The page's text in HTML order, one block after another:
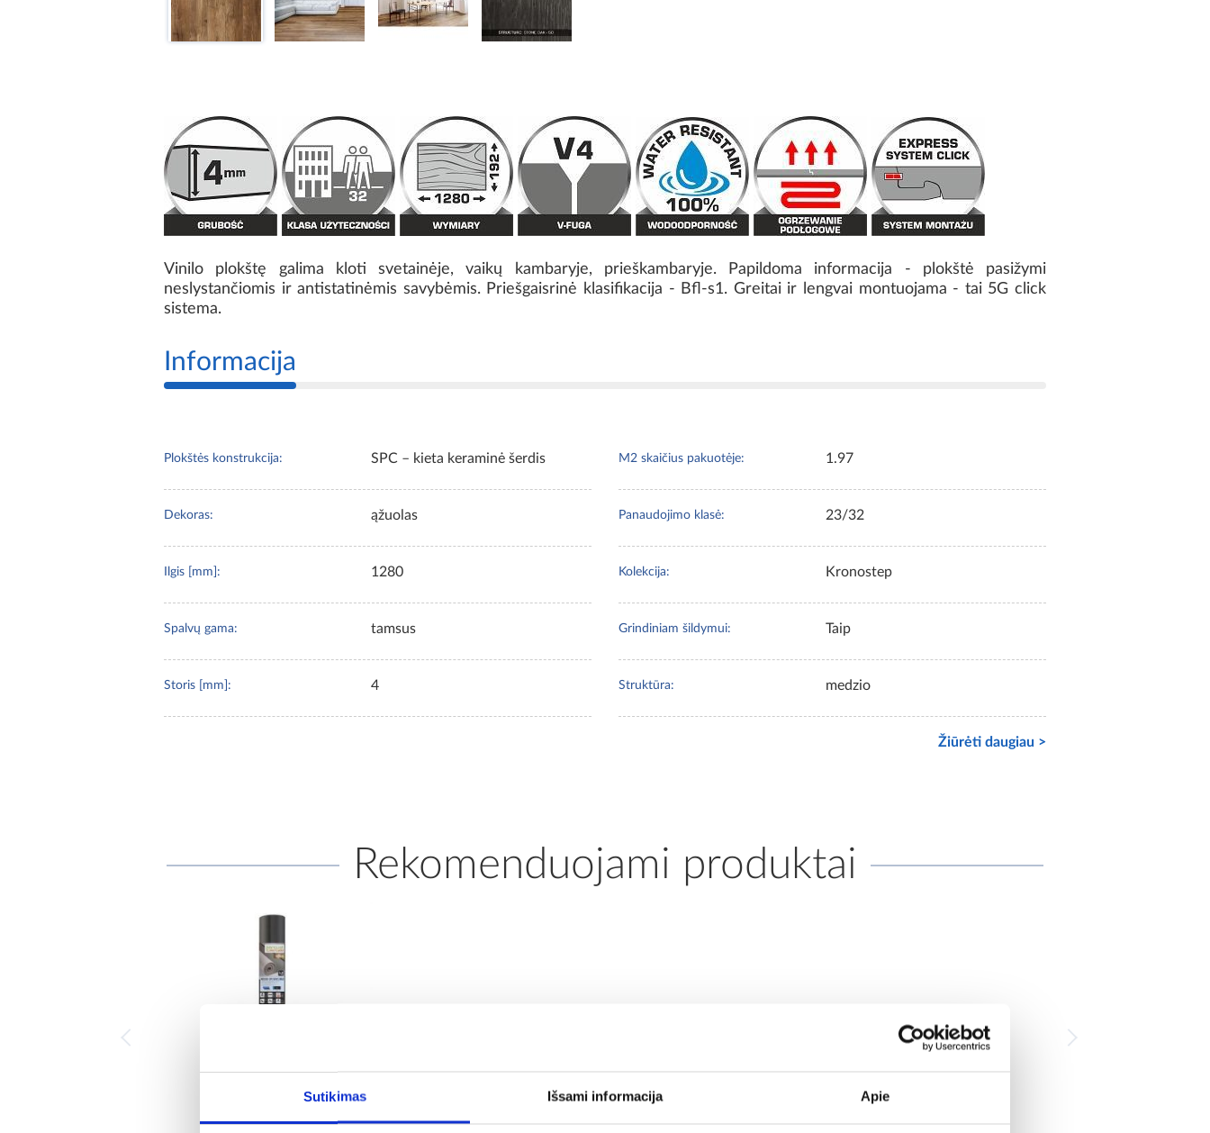
Sutikimas Išsami informacija Apie
Vinilo plokštę galima kloti svetainėje, vaikų kambaryje, prieškambaryje. Papildoma informacija - plokštė pasižymi
neslystančiomis ir antistatinėmis savybėmis. Priešgaisrinė klasifikacija - Bfl-s1. Greitai ir lengvai montuojama - tai 5G click
sistema.
Informacija
Plokštės konstrukcija: SPC – kieta keraminė šerdis
Dekoras: ąžuolas
Ilgis [mm]: 1280
Spalvų gama: tamsus
Storis [mm]: 4
M2 skaičius pakuotėje: 1.97
Panaudojimo klasė: 23/32
Kolekcija: Kronostep
Grindiniam šildymui: Taip
Struktūra: medzio
Žiūrėti daugiau >
Rekomenduojami produktai